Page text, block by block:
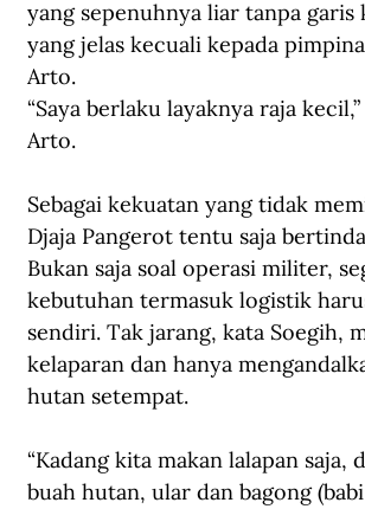
yang sepenuhnya liar tanpa garis
yang jelas kecuali kepada
Arto.
“Saya berlaku layaknya raja
Arto.
Sebagai kekuatan yang tidak
Djaja Pangerot tentu saja
Bukan saja soal operasi militer,
kebutuhan termasuk logistik
sendiri. Tak jarang, kata Soegih,
kelaparan dan hanya
hutan setempat.
“Kadang kita makan lalapan saja,
buah hutan, ular dan bagong